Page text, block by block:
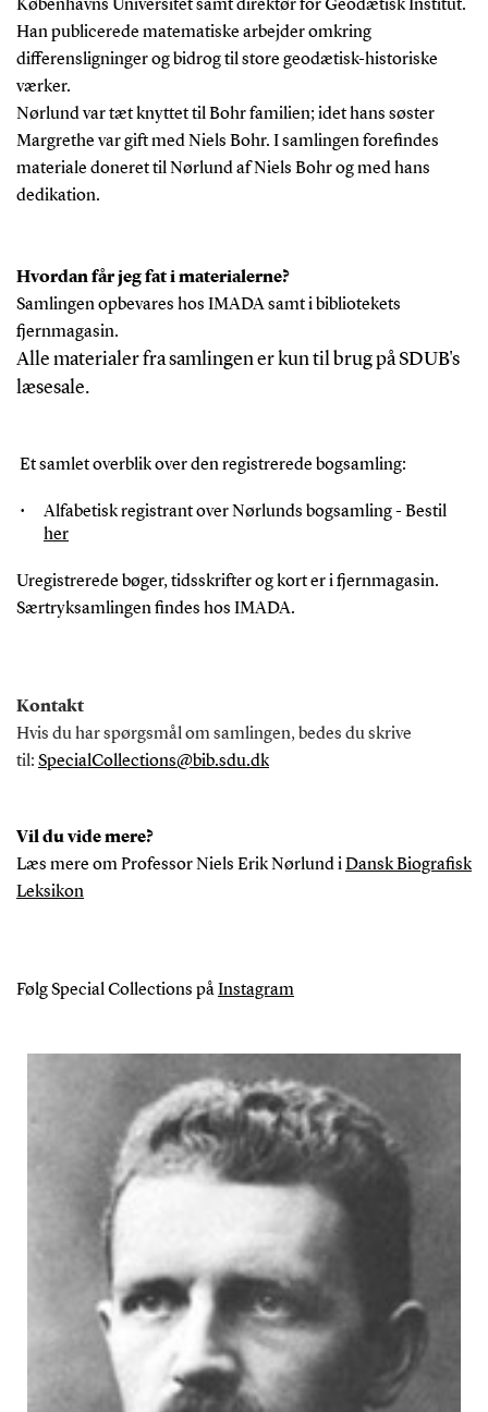
Københavns Universitet samt direktør for Geodætisk Institut.
Han publicerede matematiske arbejder omkring
differensligninger og bidrog til store geodætisk-historiske
værker.
Nørlund var tæt knyttet til Bohr familien; idet hans søster
Margrethe var gift med Niels Bohr. I samlingen forefindes
materiale doneret til Nørlund af Niels Bohr og med hans
dedikation.
Hvordan får jeg fat i materialerne?
Samlingen opbevares hos IMADA samt i bibliotekets
fjernmagasin.
Alle materialer fra samlingen er kun til brug på SDUB's
læsesale.
Et samlet overblik over den registrerede bogsamling:
Alfabetisk registrant over Nørlunds bogsamling - Bestil
her
Uregistrerede bøger, tidsskrifter og kort er i fjernmagasin.
Særtryksamlingen findes hos IMADA.
Kontakt
Hvis du har spørgsmål om samlingen, bedes du skrive
til: SpecialCollections@bib.sdu.dk
Vil du vide mere?
Læs mere om Professor Niels Erik Nørlund iDansk Biografisk
Leksikon
Følg Special Collections påInstagram